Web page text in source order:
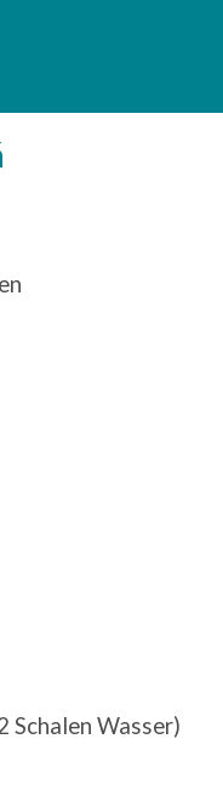
Schalen Wasser)